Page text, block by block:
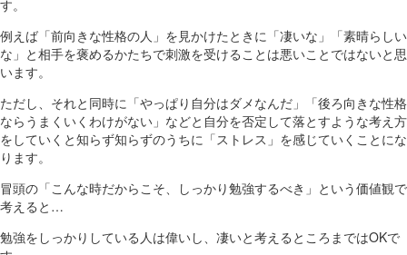
す。
例えば「前向きな性格の人」を見かけたときに「凄いな」「素晴らしい
な」と相手を褒めるかたちで刺激を受けることは悪いことではないと思
います。
ただし、それと同時に「やっぱり自分はダメなんだ」「後ろ向きな性格
ならうまくいくわけがない」などと自分を否定して落とすような考え方
をしていくと知らず知らずのうちに「ストレス」を感じていくことにな
ります。
冒頭の「こんな時だからこそ、しっかり勉強するべき」という価値観で
考えると…
勉強をしっかりしている人は偉いし、凄いと考えるところまではOKで